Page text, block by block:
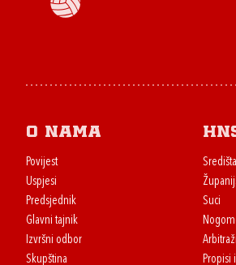
O nama
Povijest
Uspjesi
Predsjednik
Glavni tajnik
Izvršni odbor
Skupština
Središta
Suci
Propisi